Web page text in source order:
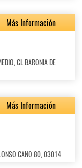
Más Información
CL BARONIA DE
Más Información
CANO 80, 03014